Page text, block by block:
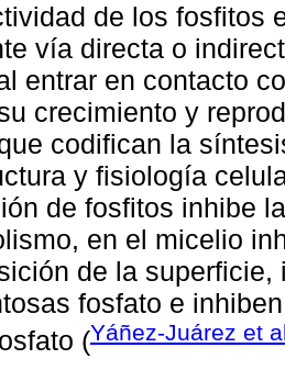
de los fosfitos
vía directa o
entrar en contacto
crecimiento y
codifican la
y fisiología
de fosfitos inhibe
en el micelio
de la
fosfato e
(Yáñez-Juárez et